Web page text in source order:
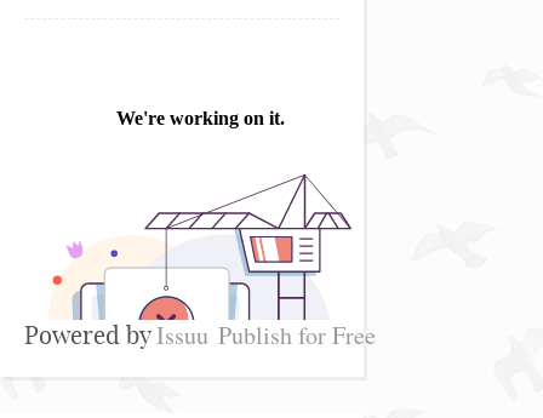
Powered byIssuu Publish for Free